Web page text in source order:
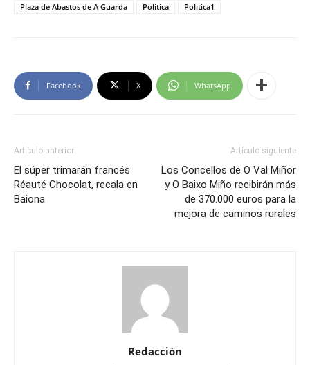
Plaza de Abastos de A Guarda
Politica Politica1
Facebook X WhatsApp
Artículo anterior
El súper trimarán francés
Réauté Chocolat, recala en
Baiona
Artículo siguiente
Los Concellos de O Val Miñor
y O Baixo Miño recibirán más
de 370.000 euros para la
mejora de caminos rurales
Redacción